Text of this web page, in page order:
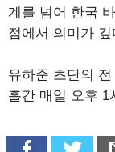
계를 넘어 한국
점에서 의미가 깊
유하준 초단의
흘간 매일 오후 1